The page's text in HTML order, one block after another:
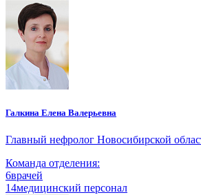
Галкина Елена Валерьевна
Главный нефролог Новосибирской
Команда отделения:
6врачей
14медицинский персонал